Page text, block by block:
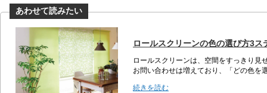
ロールスクリーンの色の選び方3
ロールスクリーンは、空間をすっきり見
お問い合わせは増えており、「どの色
続きを読む